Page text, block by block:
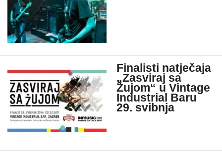
Finalisti natječaja
„Zasviraj sa
Žujom“ u Vintage
Industrial Baru
29. svibnja